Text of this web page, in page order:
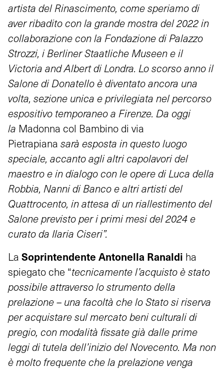
artista del Rinascimento, come speriamo di
aver ribadito con la grande mostra del 2022 in
collaborazione con la Fondazione di Palazzo
Strozzi, i Berliner Staatliche Museen e il
Victoria and Albert di Londra. Lo scorso anno il
Salone di Donatello è diventato ancora una
volta, sezione unica e privilegiata nel percorso
espositivo temporaneo a Firenze. Da oggi
la Madonna col Bambino di via
Pietrapiana sarà esposta in questo luogo
speciale, accanto agli altri capolavori del
maestro e in dialogo con le opere di Luca della
Robbia, Nanni di Banco e altri artisti del
Quattrocento, in attesa di un riallestimento del
Salone previsto per i primi mesi del 2024 e
curato da Ilaria Ciseri”.
La Soprintendente Antonella Ranaldi ha
spiegato che “tecnicamente l’acquisto è stato
possibile attraverso lo strumento della
prelazione – una facoltà che lo Stato si riserva
per acquistare sul mercato beni culturali di
pregio, con modalità fissate già dalle prime
leggi di tutela dell’inizio del Novecento. Ma non
è molto frequente che la prelazione venga